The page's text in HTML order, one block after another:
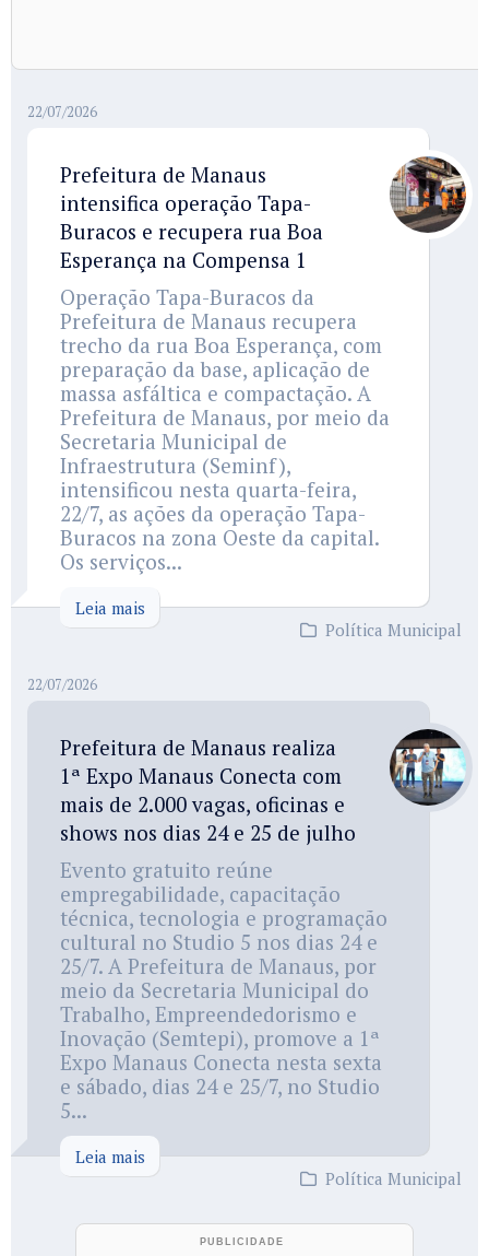
22/07/2026
Prefeitura de Manaus
intensifica operação Tapa-
Buracos e recupera rua Boa
Esperança na Compensa 1
Operação Tapa-Buracos da
Prefeitura de Manaus recupera
trecho da rua Boa Esperança, com
preparação da base, aplicação de
massa asfáltica e compactação. A
Prefeitura de Manaus, por meio da
Secretaria Municipal de
Infraestrutura (Seminf),
intensificou nesta quarta-feira,
22/7, as ações da operação Tapa-
Buracos na zona Oeste da capital.
Os serviços...
Leia mais
Política Municipal
22/07/2026
Prefeitura de Manaus realiza
1ª Expo Manaus Conecta com
mais de 2.000 vagas, oficinas e
shows nos dias 24 e 25 de julho
Evento gratuito reúne
empregabilidade, capacitação
técnica, tecnologia e programação
cultural no Studio 5 nos dias 24 e
25/7. A Prefeitura de Manaus, por
meio da Secretaria Municipal do
Trabalho, Empreendedorismo e
Inovação (Semtepi), promove a 1ª
Expo Manaus Conecta nesta sexta
e sábado, dias 24 e 25/7, no Studio
5...
Leia mais
Política Municipal